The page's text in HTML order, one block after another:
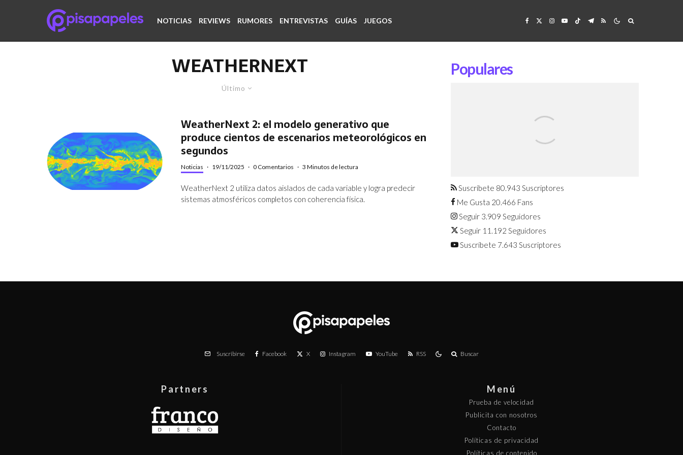
NOTICIAS REVIEWS RUMORES ENTREVISTAS GUÍAS JUEGOS
WEATHERNEXT
Último
WeatherNext 2: el modelo generativo que
produce cientos de escenarios meteorológicos en
segundos
Noticias · 19/11/2025 · 0 Comentarios · 3 Minutos de lectura
WeatherNext 2 utiliza datos aislados de cada variable y logra predecir
sistemas atmosféricos completos con coherencia física.
Populares
agosto
Suscríbete 80.943 Suscriptores
Me Gusta 20.466 Fans
Seguir 3.909 Seguidores
Seguir 11.192 Seguidores
Suscríbete 7.643 Suscriptores
Suscribirse Facebook X Instagram YouTube RSS Buscar
Partners Menú
Prueba de velocidad
Publicita con nosotros
Contacto
Políticas de privacidad
Políticas de contenido